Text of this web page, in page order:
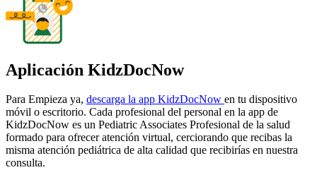
Aplicación KidzDocNow
Para Empieza ya, descarga la app KidzDocNow en tu dispositivo
móvil o escritorio. Cada profesional del personal en la app de
KidzDocNow es un Pediatric Associates Profesional de la salud
formado para ofrecer atención virtual, cerciorando que recibas la
misma atención pediátrica de alta calidad que recibirías en nuestra
consulta.